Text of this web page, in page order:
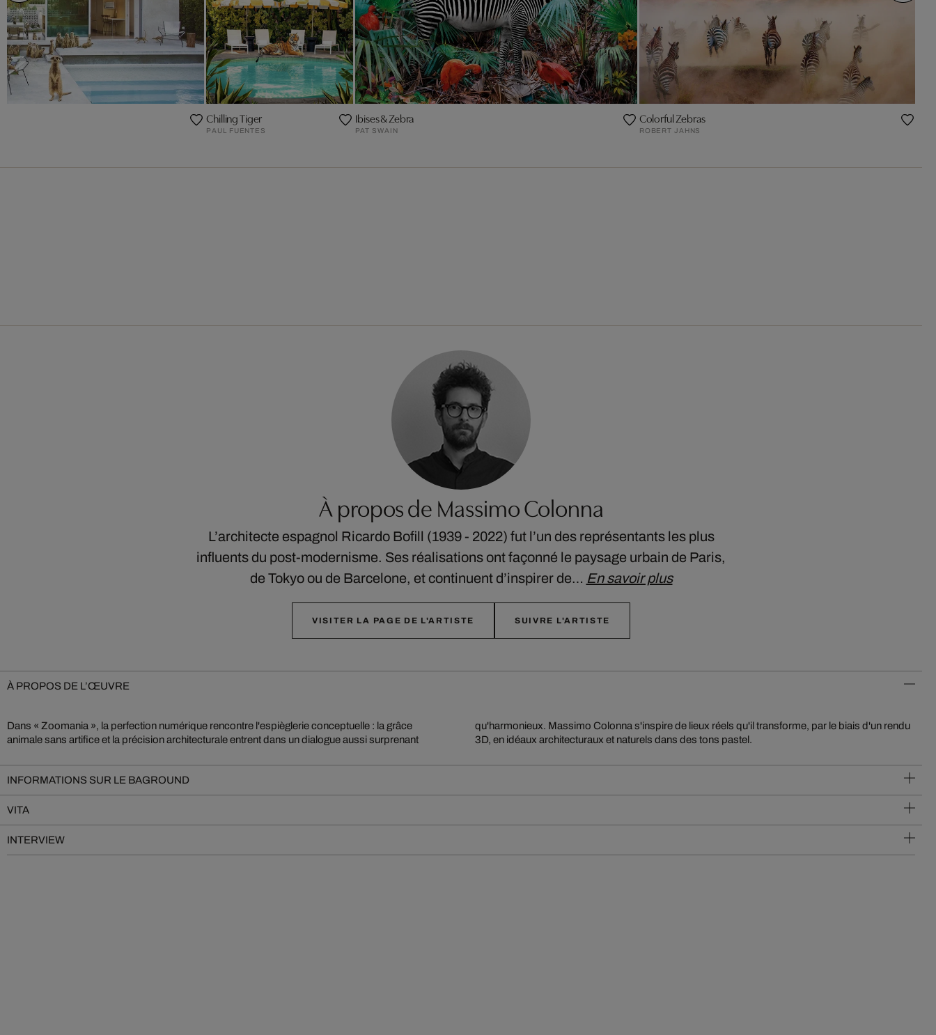
Chilling Tiger
PAUL FUENTES
Ibises & Zebra
PAT SWAIN
Colorful Zebras
ROBERT JAHNS
À propos de Massimo Colonna
L’architecte espagnol Ricardo Bofill (1939 - 2022) fut l’un des représentants les plus
influents du post-modernisme. Ses réalisations ont façonné le paysage urbain de Paris,
de Tokyo ou de Barcelone, et continuent d’inspirer de… En savoir plus
VISITER LA PAGE DE L'ARTISTE SUIVRE L'ARTISTE
À PROPOS DE L’ŒUVRE
Dans « Zoomania », la perfection numérique rencontre l'espièglerie conceptuelle : la grâce
animale sans artifice et la précision architecturale entrent dans un dialogue aussi surprenant
qu'harmonieux. Massimo Colonna s'inspire de lieux réels qu'il transforme, par le biais d'un rendu
3D, en idéaux architecturaux et naturels dans des tons pastel.
INFORMATIONS SUR LE BAGROUND
VITA
INTERVIEW